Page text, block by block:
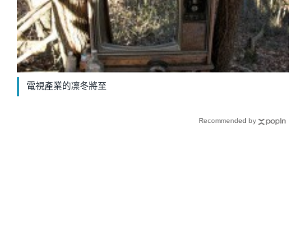
電視產業的凜冬將至
Recommended by